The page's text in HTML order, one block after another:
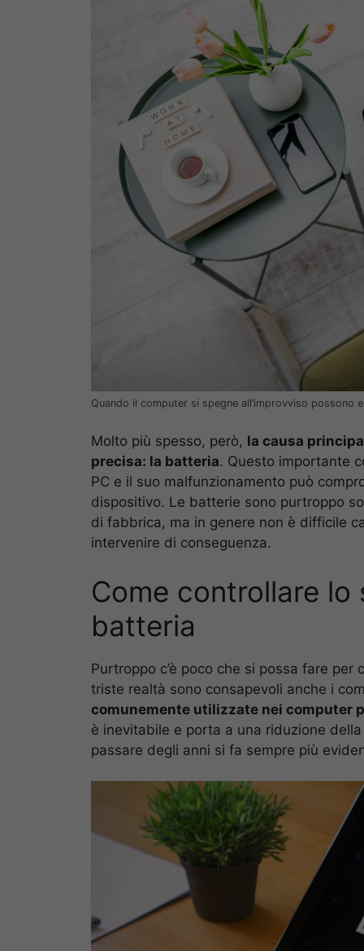
Quando il computer si spegne all’improvviso
Molto più spesso, però, la causa
precisa: la batteria. Questo importante
PC e il suo malfunzionamento può
dispositivo. Le batterie sono purtroppo
di fabbrica, ma in genere non è difficile
intervenire di conseguenza.
Come controllare
batteria
Purtroppo c’è poco che si possa fare
triste realtà sono consapevoli anche i
comunemente utilizzate nei computer
è inevitabile e porta a una riduzione
passare degli anni si fa sempre più